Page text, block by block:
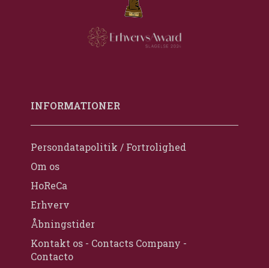
INFORMATIONER
Persondatapolitik / Fortrolighed
Om os
HoReCa
Erhverv
Åbningstider
Kontakt os - Contacts Company -
Contacto